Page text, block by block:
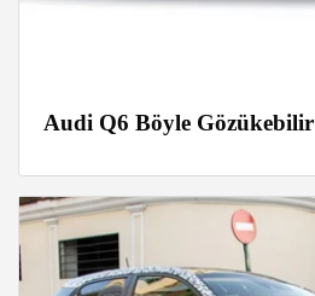
Audi Q6 Böyle Gözükebilir